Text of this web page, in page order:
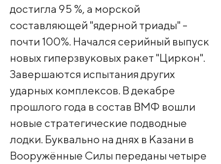
достигла 95 %, а морской
составляющей "ядерной триады" -
почти 100%. Начался серийный выпуск
новых гиперзвуковых ракет "Циркон".
Завершаются испытания других
ударных комплексов. В декабре
прошлого года в состав ВМФ вошли
новые стратегические подводные
лодки. Буквально на днях в Казани в
Вооружённые Силы переданы четыре